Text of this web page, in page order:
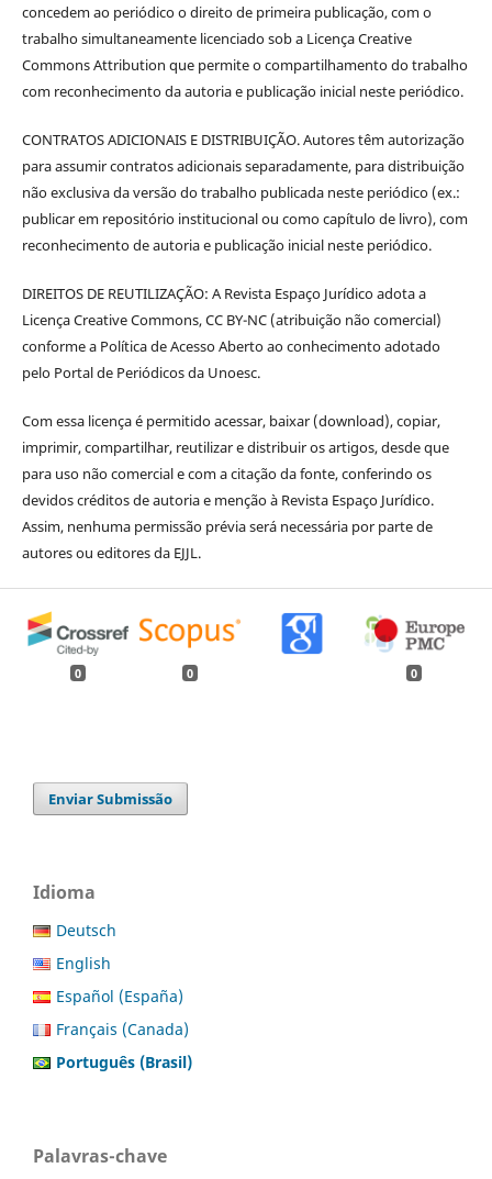
concedem ao periódico o direito de primeira publicação, com o
trabalho simultaneamente licenciado sob a Licença Creative
Commons Attribution que permite o compartilhamento do trabalho
com reconhecimento da autoria e publicação inicial neste periódico.
CONTRATOS ADICIONAIS E DISTRIBUIÇÃO. Autores têm autorização
para assumir contratos adicionais separadamente, para distribuição
não exclusiva da versão do trabalho publicada neste periódico (ex.:
publicar em repositório institucional ou como capítulo de livro), com
reconhecimento de autoria e publicação inicial neste periódico.
DIREITOS DE REUTILIZAÇÃO: A Revista Espaço Jurídico adota a
Licença Creative Commons, CC BY-NC (atribuição não comercial)
conforme a Política de Acesso Aberto ao conhecimento adotado
pelo Portal de Periódicos da Unoesc.
Com essa licença é permitido acessar, baixar (download), copiar,
imprimir, compartilhar, reutilizar e distribuir os artigos, desde que
para uso não comercial e com a citação da fonte, conferindo os
devidos créditos de autoria e menção à Revista Espaço Jurídico.
Assim, nenhuma permissão prévia será necessária por parte de
autores ou editores da EJJL.
0 0 0
Enviar Submissão
Idioma
Deutsch
English
Español (España)
Français (Canada)
Português (Brasil)
Palavras-chave